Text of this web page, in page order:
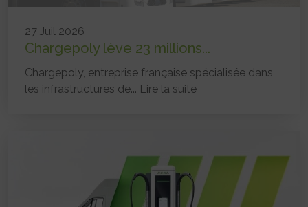
27 Juil 2026
Chargepoly lève 23 millions...
Chargepoly, entreprise française spécialisée dans
les infrastructures de... Lire la suite